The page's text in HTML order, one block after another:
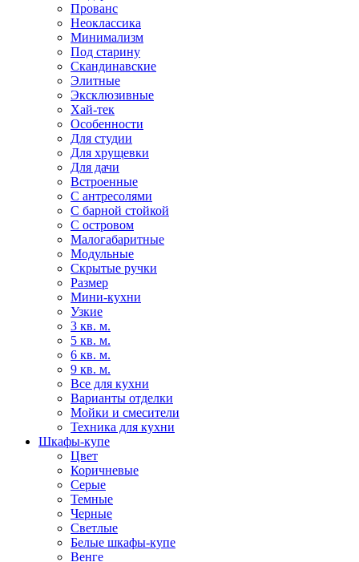
Прованс
Неоклассика
Минимализм
Под старину
Скандинавские
Элитные
Эксклюзивные
Хай-тек
Особенности
Для студии
Для хрущевки
Для дачи
Встроенные
С антресолями
С барной стойкой
С островом
Малогабаритные
Модульные
Скрытые ручки
Размер
Мини-кухни
Узкие
3 кв. м.
5 кв. м.
6 кв. м.
9 кв. м.
Все для кухни
Варианты отделки
Мойки и смесители
Техника для кухни
Шкафы-купе
Цвет
Коричневые
Серые
Темные
Черные
Светлые
Белые шкафы-купе
Венге